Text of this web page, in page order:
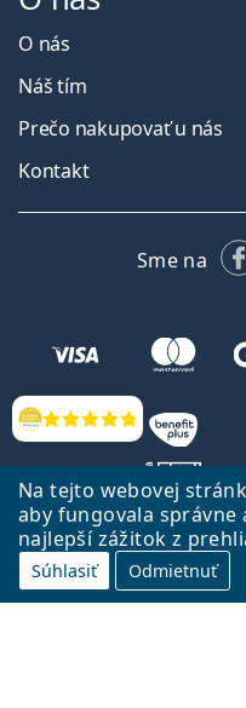
Na tejto webovej
aby fungovala správne
najlepší zážitok z
Súhlasiť Odmietnuť
Hodnotenia
O nás
Náš tím
Prečo nakupovať u nás
Kontakt
Sme na
Späť na Úvodnu
Lentiamo.sk vlastní a